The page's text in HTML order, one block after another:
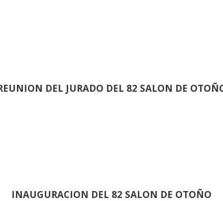
DEL JURADO DEL 82 SALON DE
INAUGURACION DEL 82 SALON DE OTOÑO